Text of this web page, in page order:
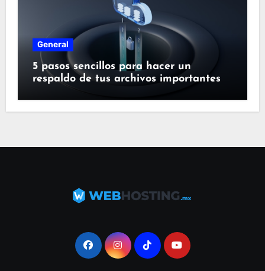
General
5 pasos sencillos para hacer un
respaldo de tus archivos importantes